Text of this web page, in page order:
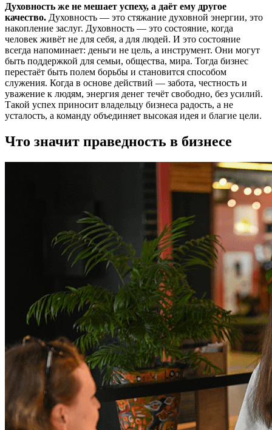
Духовность же не мешает успеху, а даёт ему другое
качество. Духовность — это стяжание духовной энергии, это
накопление заслуг. Духовность — это состояние, когда
человек живёт не для себя, а для людей. И это состояние
всегда напоминает: деньги не цель, а инструмент. Они могут
быть поддержкой для семьи, общества, мира. Тогда бизнес
перестаёт быть полем борьбы и становится способом
служения. Когда в основе действий — забота, честность и
уважение к людям, энергия денег течёт свободно, без усилий.
Такой успех приносит владельцу бизнеса радость, а не
усталость, а команду объединяет высокая идея и благие цели.
Что значит праведность в бизнесе